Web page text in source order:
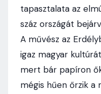
tapasztalata az
száz országát
A művész az
igaz magyar
mert bár papíron
mégis hűen őrzik a